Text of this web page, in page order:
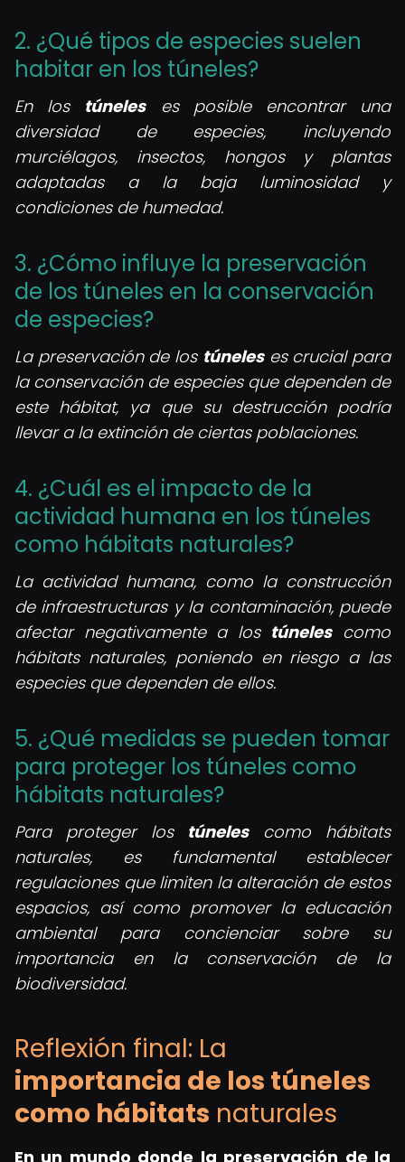
2. ¿Qué tipos de especies suelen
habitar en los túneles?
En los túneleses posible encontrar una
diversidad de especies, incluyendo
murciélagos, insectos, hongos y plantas
adaptadas a la baja luminosidad y
condiciones de humedad.
3. ¿Cómo influye la preservación
de los túneles en la conservación
de especies?
La preservación de los túneleses crucial para
la conservación de especies que dependen de
este hábitat, ya que su destrucción podría
llevar a la extinción de ciertas poblaciones.
4. ¿Cuál es el impacto de la
actividad humana en los túneles
como hábitats naturales?
La actividad humana, como la construcción
de infraestructuras y la contaminación, puede
afectar negativamente a los túnelescomo
hábitats naturales, poniendo en riesgo a las
especies que dependen de ellos.
5. ¿Qué medidas se pueden tomar
para proteger los túneles como
hábitats naturales?
Para proteger los túnelescomo hábitats
naturales, es fundamental establecer
regulaciones que limiten la alteración de estos
espacios, así como promover la educación
ambiental para concienciar sobre su
importancia en la conservación de la
biodiversidad.
Reflexión final: La
importancia de los túneles
como hábitats naturales
En un mundo donde la preservación de la